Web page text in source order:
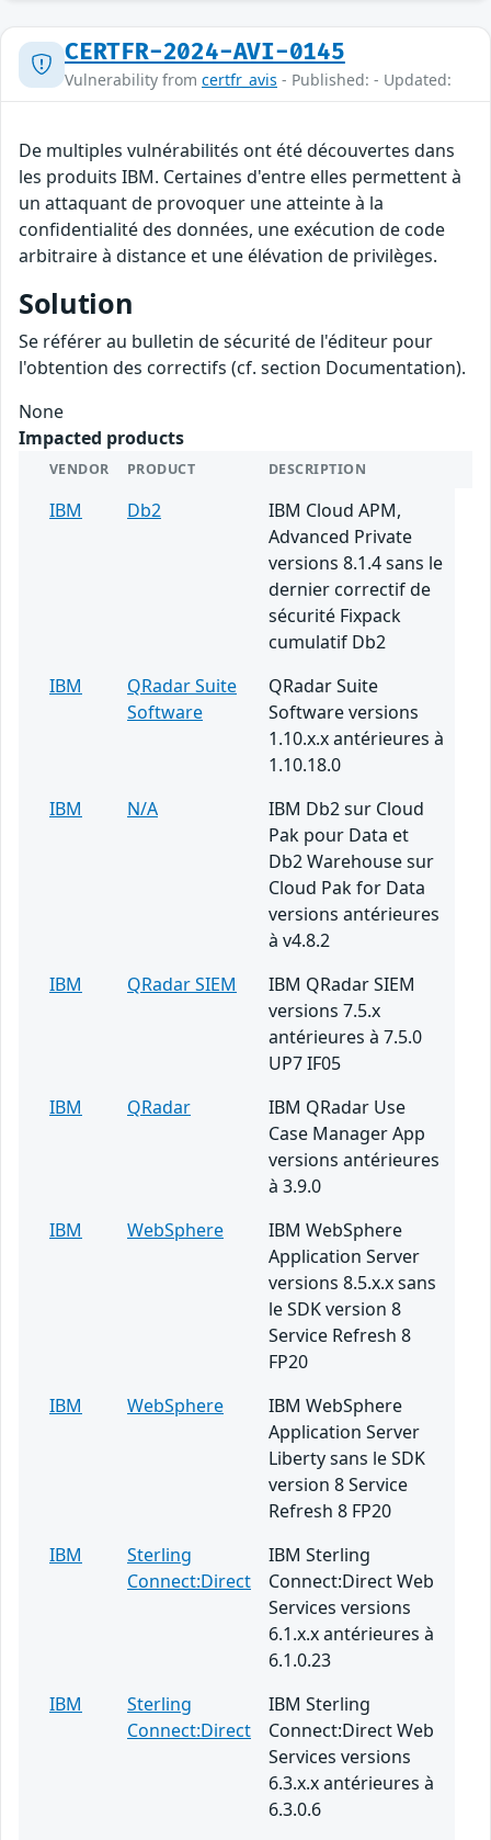
CERTFR-2024-AVI-0145
Vulnerability from certfr_avis - Published: - Updated:
De multiples vulnérabilités ont été découvertes dans
les produits IBM. Certaines d'entre elles permettent à
un attaquant de provoquer une atteinte à la
confidentialité des données, une exécution de code
arbitraire à distance et une élévation de privilèges.
Solution
Se référer au bulletin de sécurité de l'éditeur pour
l'obtention des correctifs (cf. section Documentation).
None
Impacted products
VENDOR PRODUCT DESCRIPTION
IBM Db2
IBM Cloud APM,
Advanced Private
versions 8.1.4 sans le
dernier correctif de
sécurité Fixpack
cumulatif Db2
IBM
QRadar Suite
Software
QRadar Suite
Software versions
1.10.x.x antérieures à
1.10.18.0
IBM
N/A
IBM Db2 sur Cloud
Pak pour Data et
Db2 Warehouse sur
Cloud Pak for Data
versions antérieures
à v4.8.2
IBM
QRadar SIEM
IBM QRadar SIEM
versions 7.5.x
antérieures à 7.5.0
UP7 IF05
IBM
QRadar
IBM QRadar Use
Case Manager App
versions antérieures
à 3.9.0
IBM
WebSphere
IBM WebSphere
Application Server
versions 8.5.x.x sans
le SDK version 8
Service Refresh 8
FP20
IBM
WebSphere
IBM WebSphere
Application Server
Liberty sans le SDK
version 8 Service
Refresh 8 FP20
IBM
Sterling
Connect:Direct
IBM Sterling
Connect:Direct Web
Services versions
6.1.x.x antérieures à
6.1.0.23
IBM
Sterling
Connect:Direct
IBM Sterling
Connect:Direct Web
Services versions
6.3.x.x antérieures à
6.3.0.6